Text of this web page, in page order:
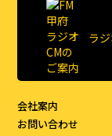
ラ
会社案内
お問い合わせ